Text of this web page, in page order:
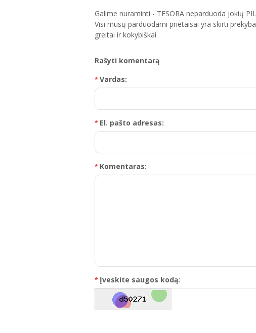
Galime nuraminti - TESORA neparduoda jokių
Visi mūsų parduodami prietaisai yra skirti
greitai ir kokybiškai
Rašyti komentarą
Vardas:
El. pašto adresas:
Komentaras:
Įveskite saugos kodą: